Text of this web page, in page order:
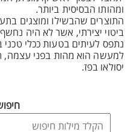
ומהותו הבסיסית ביותר.
התוצרים שהבשילו ומוצגים
ביטוי יצירתי, אשר לא היה
נתפס לעיתים בטעות ככלי
למעשה הוא מהות בפני עצמה,
יסולאו בפז.